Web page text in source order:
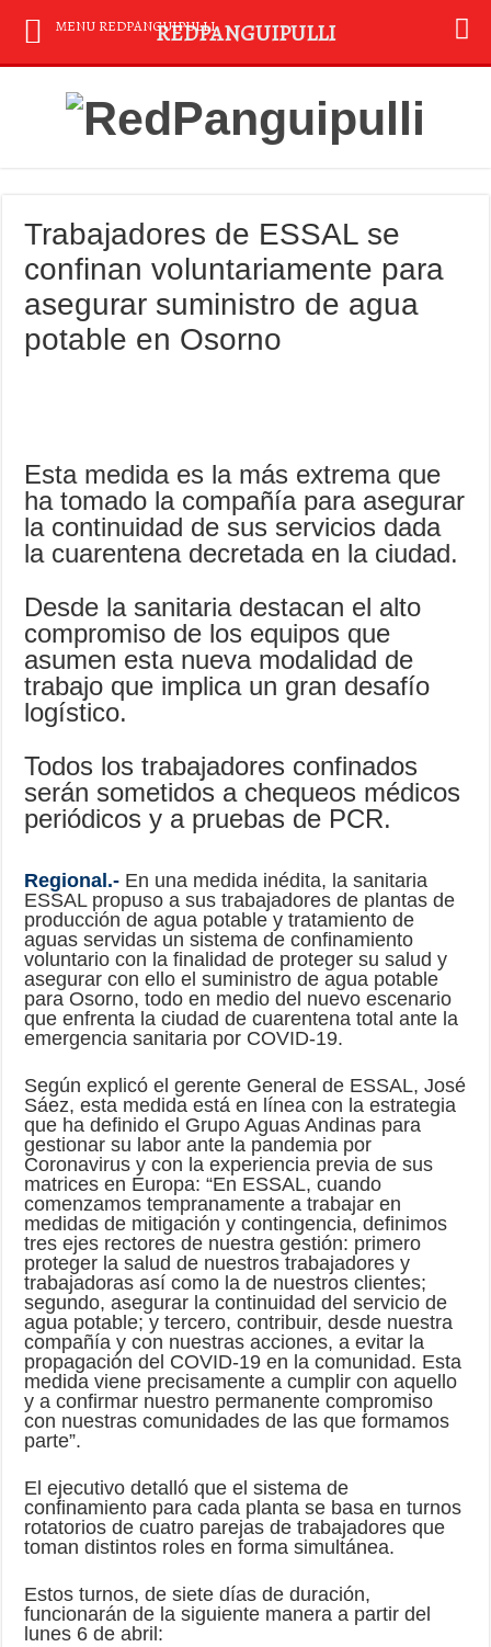
Trabajadores de ESSAL se
confinan voluntariamente para
asegurar suministro de agua
potable en Osorno
Esta medida es la más extrema que
ha tomado la compañía para asegurar
la continuidad de sus servicios dada
la cuarentena decretada en la ciudad.
Desde la sanitaria destacan el alto
compromiso de los equipos que
asumen esta nueva modalidad de
trabajo que implica un gran desafío
logístico.
Todos los trabajadores confinados
serán sometidos a chequeos médicos
periódicos y a pruebas de PCR.
Regional.- En una medida inédita, la sanitaria
ESSAL propuso a sus trabajadores de plantas de
producción de agua potable y tratamiento de
aguas servidas un sistema de confinamiento
voluntario con la finalidad de proteger su salud y
asegurar con ello el suministro de agua potable
para Osorno, todo en medio del nuevo escenario
que enfrenta la ciudad de cuarentena total ante la
emergencia sanitaria por COVID-19.
Según explicó el gerente General de ESSAL, José
Sáez, esta medida está en línea con la estrategia
que ha definido el Grupo Aguas Andinas para
gestionar su labor ante la pandemia por
Coronavirus y con la experiencia previa de sus
matrices en Europa: “En ESSAL, cuando
comenzamos tempranamente a trabajar en
medidas de mitigación y contingencia, definimos
tres ejes rectores de nuestra gestión: primero
proteger la salud de nuestros trabajadores y
trabajadoras así como la de nuestros clientes;
segundo, asegurar la continuidad del servicio de
agua potable; y tercero, contribuir, desde nuestra
compañía y con nuestras acciones, a evitar la
propagación del COVID-19 en la comunidad. Esta
medida viene precisamente a cumplir con aquello
y a confirmar nuestro permanente compromiso
con nuestras comunidades de las que formamos
parte”.
El ejecutivo detalló que el sistema de
confinamiento para cada planta se basa en turnos
rotatorios de cuatro parejas de trabajadores que
toman distintos roles en forma simultánea.
Estos turnos, de siete días de duración,
funcionarán de la siguiente manera a partir del
lunes 6 de abril:
MENU REDPANGUIPULLIREDPANGUIPULLI